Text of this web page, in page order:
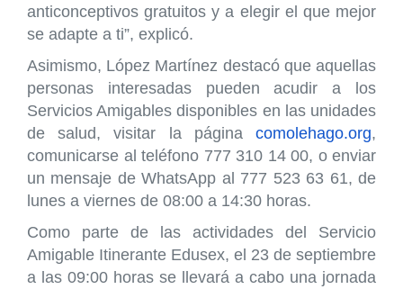
anticonceptivos gratuitos y a elegir el que mejor
se adapte a ti”, explicó.
Asimismo, López Martínez destacó que aquellas
personas interesadas pueden acudir a los
Servicios Amigables disponibles en las unidades
de salud, visitar la página comolehago.org,
comunicarse al teléfono 777 310 14 00, o enviar
un mensaje de WhatsApp al 777 523 63 61, de
lunes a viernes de 08:00 a 14:30 horas.
Como parte de las actividades del Servicio
Amigable Itinerante Edusex, el 23 de septiembre
a las 09:00 horas se llevará a cabo una jornada